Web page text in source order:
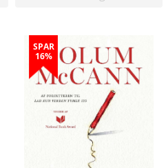
SPAR
16%